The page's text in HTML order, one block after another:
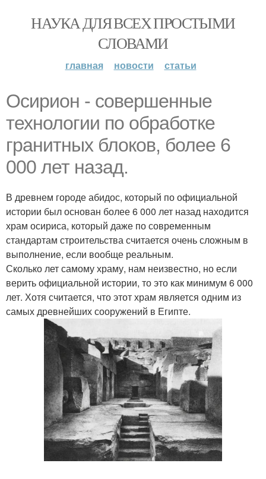
НАУКА ДЛЯ ВСЕХ ПРОСТЫМИ
СЛОВАМИ
главная новости статьи
Осирион - совершенные
технологии по обработке
гранитных блоков, более 6
000 лет назад.
В древнем городе абидос, который по официальной
истории был основан более 6 000 лет назад находится
храм осириса, который даже по современным
стандартам строительства считается очень сложным в
выполнение, если вообще реальным.
Сколько лет самому храму, нам неизвестно, но если
верить официальной истории, то это как минимум 6 000
лет. Хотя считается, что этот храм является одним из
самых древнейших сооружений в Египте.